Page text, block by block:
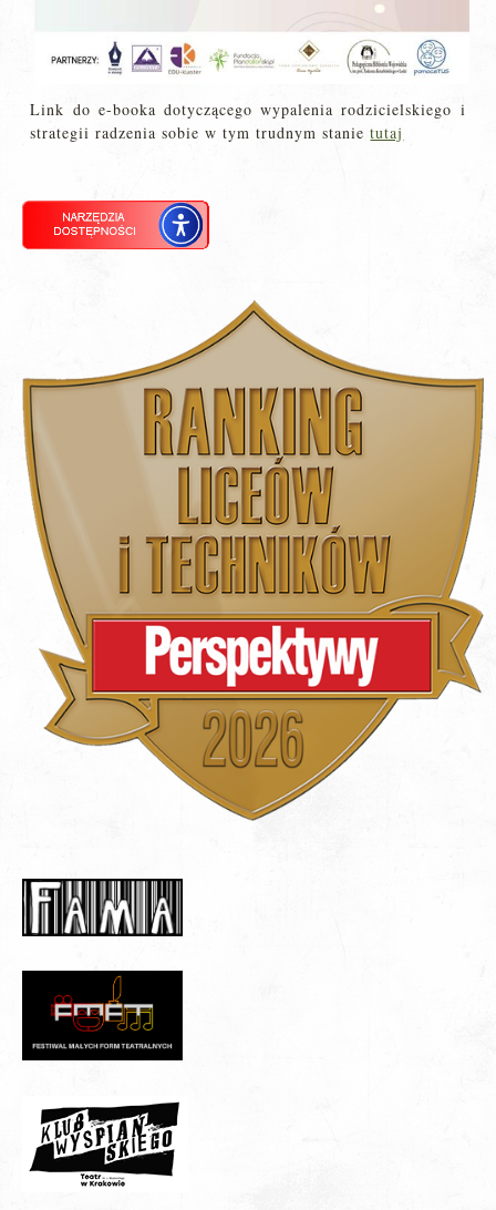
Link do e-booka dotyczącego wypalenia rodzicielskiego i
strategii radzenia sobie w tym trudnym stanietutaj